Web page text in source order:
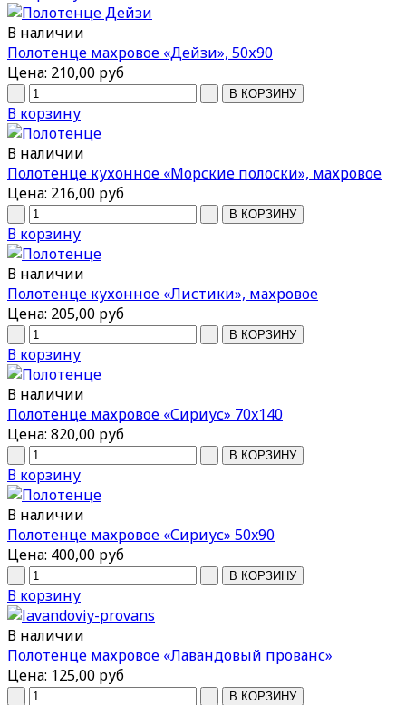
В наличии
Полотенце махровое «Дейзи», 50х90
Цена: 210,00 руб
В корзину
В наличии
Полотенце кухонное «Морские полоски», махровое
Цена: 216,00 руб
В корзину
В наличии
Полотенце кухонное «Листики», махровое
Цена: 205,00 руб
В корзину
В наличии
Полотенце махровое «Сириус» 70x140
Цена: 820,00 руб
В корзину
В наличии
Полотенце махровое «Сириус» 50x90
Цена: 400,00 руб
В корзину
В наличии
Полотенце махровое «Лавандовый прованс»
Цена: 125,00 руб